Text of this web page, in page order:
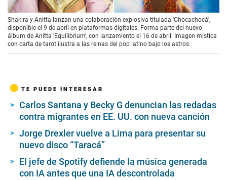
00:00/ 01:04
Shakira y Anitta lanzan una colaboración explosiva titulada 'Chocachocá',
disponible el 9 de abril en plataformas digitales. Forma parte del nuevo
álbum de Anitta 'Equilibrium', con lanzamiento el 16 de abril. Imagen mística
con carta de tarot ilustra a las reinas del pop latino bajo los astros.
TE PUEDE INTERESAR
Carlos Santana y Becky G denuncian las redadas
contra migrantes en EE. UU. con nueva canción
Jorge Drexler vuelve a Lima para presentar su
nuevo disco “Taracá”
El jefe de Spotify defiende la música generada
con IA antes que una IA descontrolada